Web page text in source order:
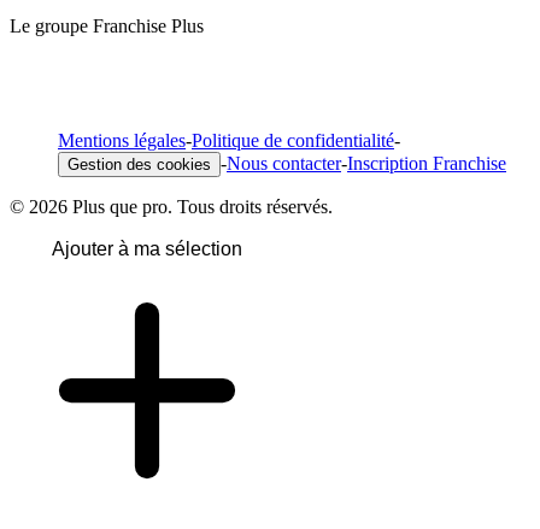
Le groupe Franchise Plus
Mentions légales-Politique de confidentialité-
Gestion des cookies -Nous contacter-Inscription Franchise
© 2026 Plus que pro. Tous droits réservés.
Ajouter à ma sélection